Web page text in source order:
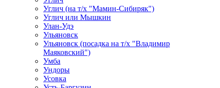
Углич (на т/х "Мамин-Сибиряк")
Углич или Мышкин
Улан-Удэ
Ульяновск
Ульяновск (посадка на т/х "Владимир
Маяковский")
Умба
Ундоры
Усовка